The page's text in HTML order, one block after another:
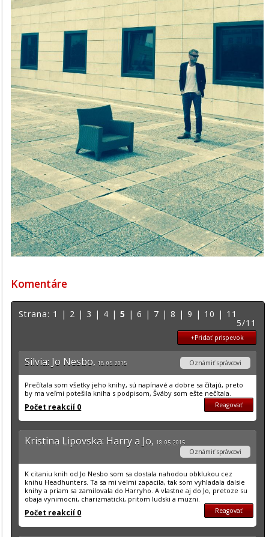
Komentáre
Strana: 1 | 2 | 3 | 4 |5 |6 | 7 |8 |9 | 10 | 11
5/11
+Pridať prispevok
Silvia: Jo Nesbo,18. 05. 2015 Oznámiť správcovi
Prečítala som všetky jeho knihy, sú napínavé a dobre sa čítajú, preto
by ma veľmi potešila kniha s podpisom, Šváby som ešte nečítala.
Počet reakcií 0 Reagovať
Kristina Lipovska: Harry a Jo,18. 05. 2015
Oznámiť správcovi
K citaniu knih od Jo Nesbo som sa dostala nahodou obklukou cez
knihu Headhunters. Ta sa mi velmi zapacila, tak som vyhladala dalsie
knihy a priam sa zamilovala do Harryho. A vlastne aj do Jo, pretoze su
obaja vynimocni, charizmaticki, pritom ludski a muzni.
Počet reakcií 0 Reagovať